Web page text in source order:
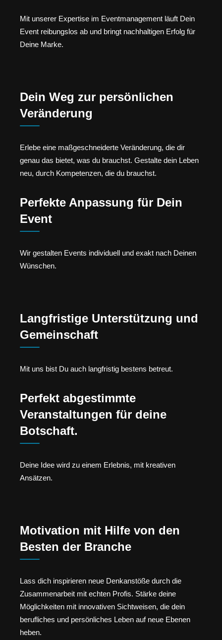
Mit unserer Expertise im Eventmanagement läuft Dein
Event reibungslos ab und bringt nachhaltigen Erfolg für
Deine Marke.
Dein Weg zur persönlichen
Veränderung
Erlebe eine maßgeschneiderte Veränderung, die dir
genau das bietet, was du brauchst. Gestalte dein Leben
neu, durch Kompetenzen, die du brauchst.
Perfekte Anpassung für Dein
Event
Wir gestalten Events individuell und exakt nach Deinen
Wünschen.
Langfristige Unterstützung und
Gemeinschaft
Mit uns bist Du auch langfristig bestens betreut.
Perfekt abgestimmte
Veranstaltungen für deine
Botschaft.
Deine Idee wird zu einem Erlebnis, mit kreativen
Ansätzen.
Motivation mit Hilfe von den
Besten der Branche
Lass dich inspirieren neue Denkanstöße durch die
Zusammenarbeit mit echten Profis. Stärke deine
Möglichkeiten mit innovativen Sichtweisen, die dein
berufliches und persönliches Leben auf neue Ebenen
heben.